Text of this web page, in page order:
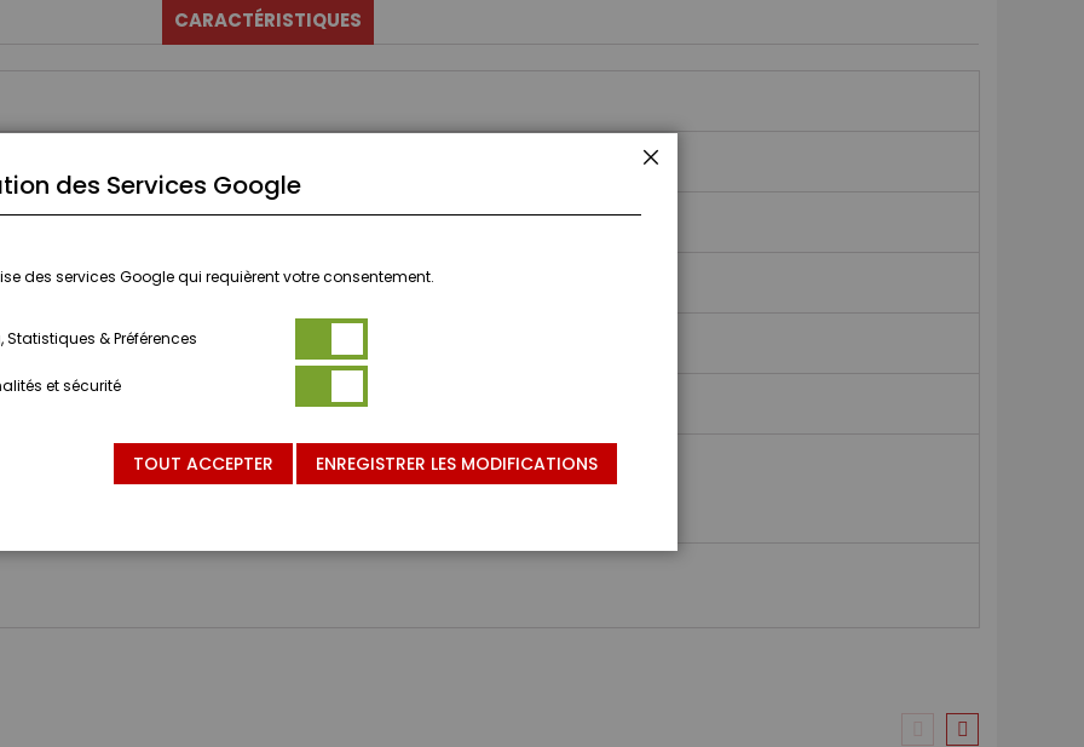
CARACTÉRISTIQUES
PAS AUX ENFANTS DE MOINS DE 3 ANS.
des Services Google
des services Google qui requièrent votre consentement.
Statistiques & Préférences
et sécurité
TOUT ACCEPTER ENREGISTRER LES MODIFICATIONS